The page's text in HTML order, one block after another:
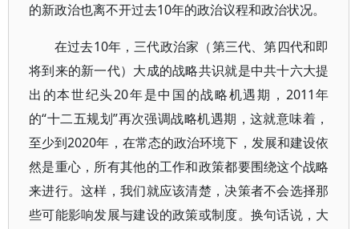
的新政治也离不开过去10年的政治议程和政治状况。
在过去10年，三代政治家（第三代、第四代和即
将到来的新一代）大成的战略共识就是中共十六大提
出的本世纪头20年是中国的战略机遇期，2011年
的“十二五规划”再次强调战略机遇期，这就意味着，
至少到2020年，在常态的政治环境下，发展和建设依
然是重心，所有其他的工作和政策都要围绕这个战略
来进行。这样，我们就应该清楚，决策者不会选择那
些可能影响发展与建设的政策或制度。换句话说，大